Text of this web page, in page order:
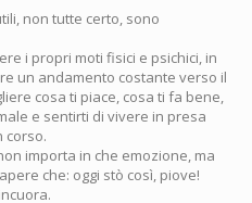
non tutte certo, sono
i propri moti fisici e psichici, in
un andamento costante verso il
cosa ti piace, cosa ti fa bene,
e sentirti di vivere in presa
corso.
importa in che emozione, ma
che: oggi stò così, piove!